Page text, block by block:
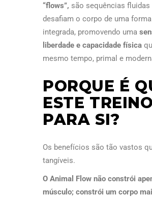
“flows”, são sequências fluidas
desafiam o corpo de uma forma
integrada, promovendo uma
liberdade e capacidade física
mesmo tempo, primal e
PORQUE É
ESTE
PARA SI?
Os benefícios são tão vastos
tangíveis.
O Animal Flow não constrói
músculo; constrói um corpo